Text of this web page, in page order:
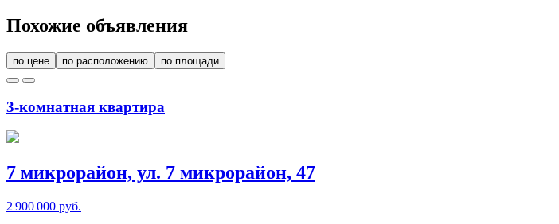
Похожие объявления
по цене по расположению по площади
3-комнатная квартира
7 микрорайон, ул. 7 микрорайон, 47
2 900 000 руб.